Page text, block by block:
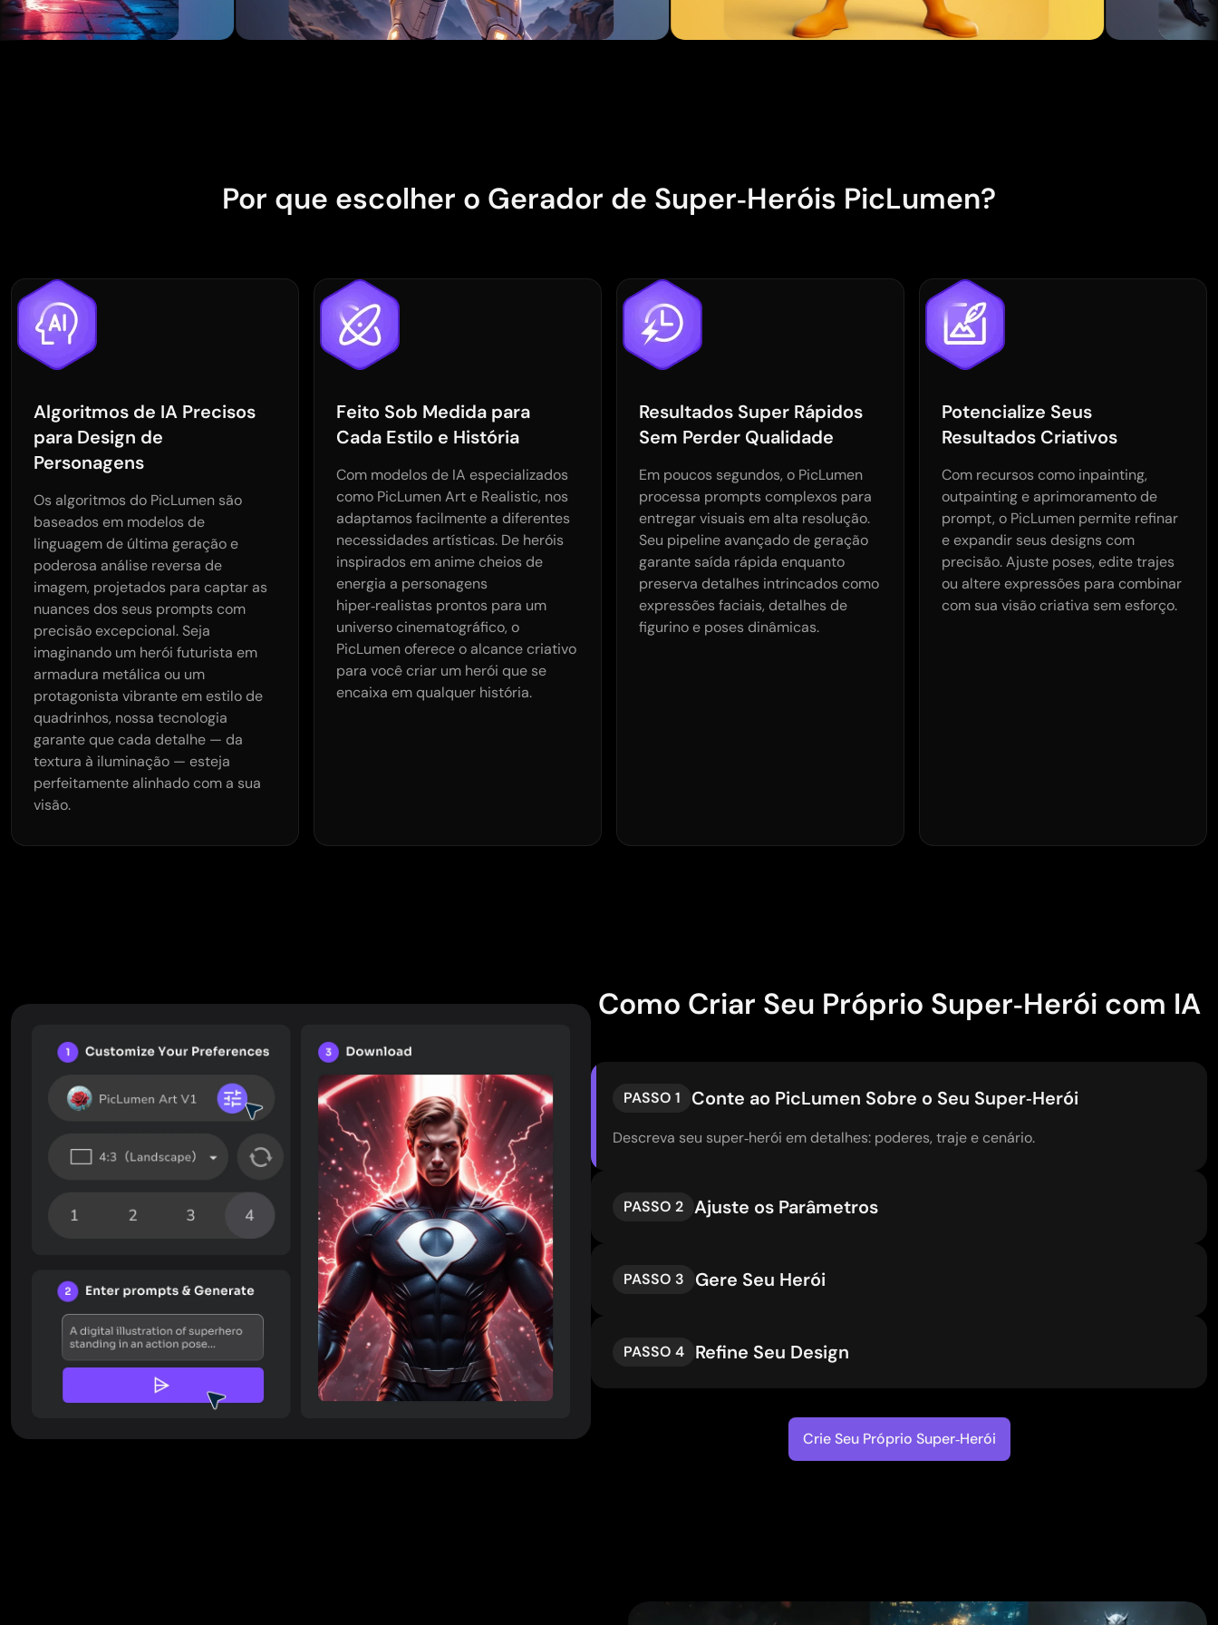
Por que escolher o Gerador de Super‑Heróis PicLumen?
Algoritmos de IA Precisos
para Design de
Personagens
Os algoritmos do PicLumen são
baseados em modelos de
linguagem de última geração e
poderosa análise reversa de
imagem, projetados para captar as
nuances dos seus prompts com
precisão excepcional. Seja
imaginando um herói futurista em
armadura metálica ou um
protagonista vibrante em estilo de
quadrinhos, nossa tecnologia
garante que cada detalhe — da
textura à iluminação — esteja
perfeitamente alinhado com a sua
visão.
Feito Sob Medida para
Cada Estilo e História
Com modelos de IA especializados
como PicLumen Art e Realistic, nos
adaptamos facilmente a diferentes
necessidades artísticas. De heróis
inspirados em anime cheios de
energia a personagens
hiper‑realistas prontos para um
universo cinematográfico, o
PicLumen oferece o alcance criativo
para você criar um herói que se
encaixa em qualquer história.
Resultados Super Rápidos
Sem Perder Qualidade
Em poucos segundos, o PicLumen
processa prompts complexos para
entregar visuais em alta resolução.
Seu pipeline avançado de geração
garante saída rápida enquanto
preserva detalhes intrincados como
expressões faciais, detalhes de
figurino e poses dinâmicas.
Potencialize Seus
Resultados Criativos
Com recursos como inpainting,
outpainting e aprimoramento de
prompt, o PicLumen permite refinar
e expandir seus designs com
precisão. Ajuste poses, edite trajes
ou altere expressões para combinar
com sua visão criativa sem esforço.
Como Criar Seu Próprio Super‑Herói com IA
PASSO 1 Conte ao PicLumen Sobre o Seu Super‑Herói
Descreva seu super‑herói em detalhes: poderes, traje e cenário.
PASSO 2 Ajuste os Parâmetros
PASSO 3 Gere Seu Herói
PASSO 4 Refine Seu Design
Crie Seu Próprio Super‑Herói